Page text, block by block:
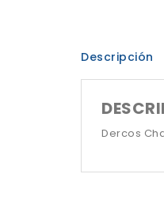
Descripción
Dercos